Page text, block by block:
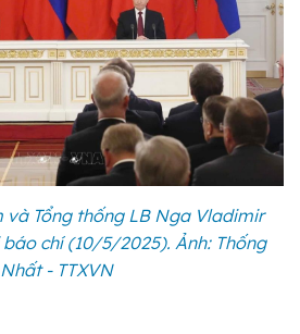
và Tổng thống LB Nga Vladimir
chí (10/5/2025). Ảnh: Thống
Nhất - TTXVN